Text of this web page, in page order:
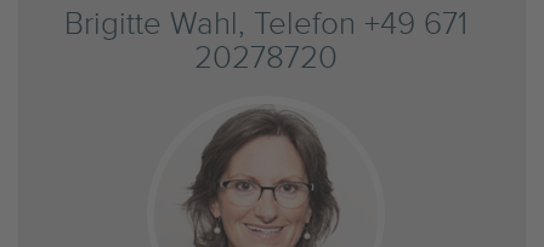
Brigitte Wahl, Telefon +49 671
20278720